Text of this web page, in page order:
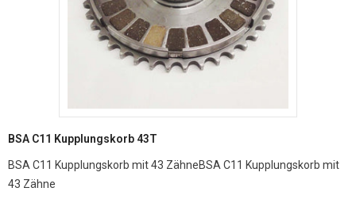
BSA C11 Kupplungskorb 43T
BSA C11 Kupplungskorb mit 43 ZähneBSA C11 Kupplungskorb mit
43 Zähne